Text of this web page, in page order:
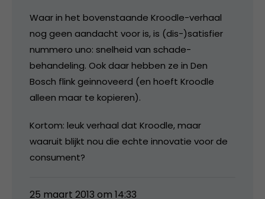
Waar in het bovenstaande Kroodle-verhaal
nog geen aandacht voor is, is (dis-)satisfier
nummero uno: snelheid van schade-
behandeling. Ook daar hebben ze in Den
Bosch flink geinnoveerd (en hoeft Kroodle
alleen maar te kopieren).
Kortom: leuk verhaal dat Kroodle, maar
waaruit blijkt nou die echte innovatie voor de
consument?
25 maart 2013 om 14:33